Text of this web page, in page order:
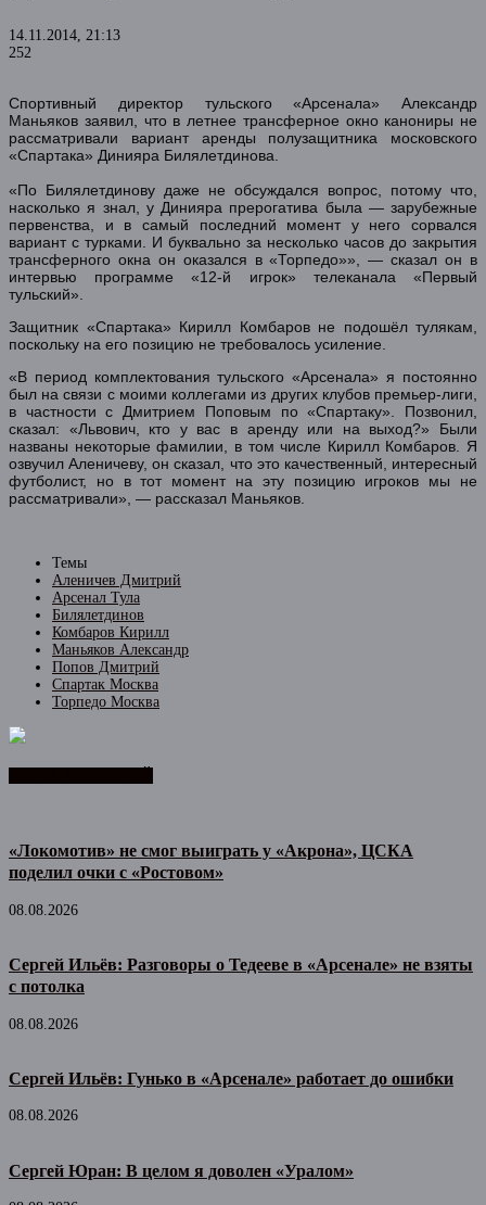
14.11.2014, 21:13
252
Спортивный директор тульского «Арсенала» Александр
Маньяков заявил, что в летнее трансферное окно канониры не
рассматривали вариант аренды полузащитника московского
«Спартака» Динияра Билялетдинова.
«По Билялетдинову даже не обсуждался вопрос, потому что,
насколько я знал, у Динияра прерогатива была — зарубежные
первенства, и в самый последний момент у него сорвался
вариант с турками. И буквально за несколько часов до закрытия
трансферного окна он оказался в «Торпедо»», — сказал он в
интервью программе «12-й игрок» телеканала «Первый
тульский».
Защитник «Спартака» Кирилл Комбаров не подошёл тулякам,
поскольку на его позицию не требовалось усиление.
«В период комплектования тульского «Арсенала» я постоянно
был на связи с моими коллегами из других клубов премьер-лиги,
в частности с Дмитрием Поповым по «Спартаку». Позвонил,
сказал: «Львович, кто у вас в аренду или на выход?» Были
названы некоторые фамилии, в том числе Кирилл Комбаров. Я
озвучил Аленичеву, он сказал, что это качественный, интересный
футболист, но в тот момент на эту позицию игроков мы не
рассматривали», — рассказал Маньяков.
Темы
Аленичев Дмитрий
Арсенал Тула
Билялетдинов
Комбаров Кирилл
Маньяков Александр
Попов Дмитрий
Спартак Москва
Торпедо Москва
«Локомотив» не смог выиграть у «Акрона», ЦСКА
поделил очки с «Ростовом»
08.08.2026
Сергей Ильёв: Разговоры о Тедееве в «Арсенале» не взяты
с потолка
08.08.2026
Сергей Ильёв: Гунько в «Арсенале» работает до ошибки
08.08.2026
Сергей Юран: В целом я доволен «Уралом»